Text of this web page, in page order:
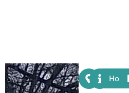
Host